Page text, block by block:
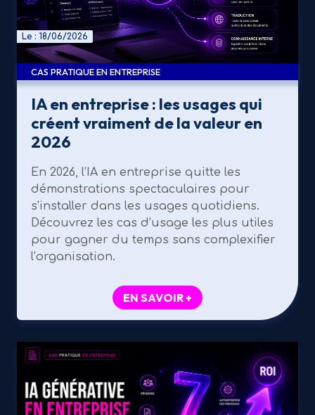
Le : 18/06/2026
CAS PRATIQUE EN ENTREPRISE
IA en entreprise : les usages qui
créent vraiment de la valeur en
2026
En 2026, l’IA en entreprise quitte les
démonstrations spectaculaires pour
s’installer dans les usages quotidiens.
Découvrez les cas d’usage les plus utiles
pour gagner du temps sans complexifier
l’organisation.
EN SAVOIR +